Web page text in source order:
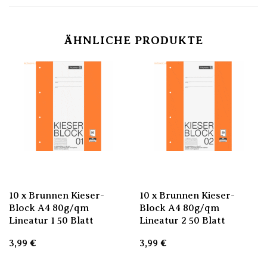
ÄHNLICHE PRODUKTE
10 x Brunnen Kieser-
Block A4 80g/qm
Lineatur 1 50 Blatt
3,99 €
10 x Brunnen Kieser-
Block A4 80g/qm
Lineatur 2 50 Blatt
3,99 €